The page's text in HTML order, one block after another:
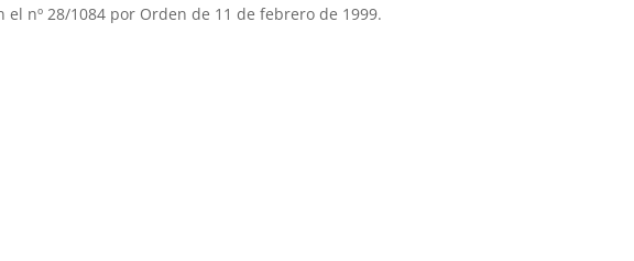
nº 28/1084 por Orden de 11 de febrero de 1999.